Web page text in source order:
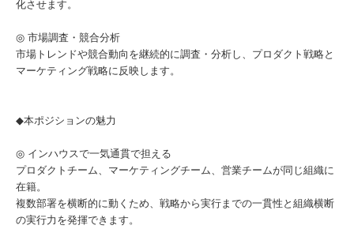
化させます。
◎ 市場調査・競合分析
市場トレンドや競合動向を継続的に調査・分析し、プロダクト戦略と
マーケティング戦略に反映します。
◆本ポジションの魅力
◎ インハウスで一気通貫で担える
プロダクトチーム、マーケティングチーム、営業チームが同じ組織に
在籍。
複数部署を横断的に動くため、戦略から実行までの一貫性と組織横断
の実行力を発揮できます。